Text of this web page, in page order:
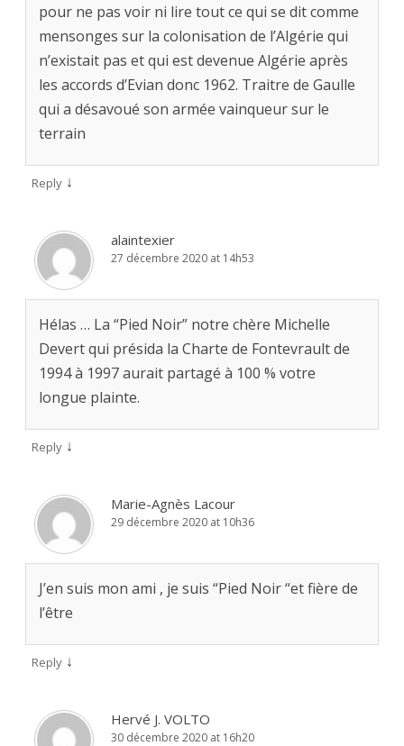
pour ne pas voir ni lire tout ce qui se dit comme
mensonges sur la colonisation de l’Algérie qui
n’existait pas et qui est devenue Algérie après
les accords d’Evian donc 1962. Traitre de Gaulle
qui a désavoué son armée vainqueur sur le
terrain
Reply ↓
alaintexier
27 décembre 2020 at 14h53
Hélas … La “Pied Noir” notre chère Michelle
Devert qui présida la Charte de Fontevrault de
1994 à 1997 aurait partagé à 100 % votre
longue plainte.
Reply ↓
Marie-Agnès Lacour
29 décembre 2020 at 10h36
J’en suis mon ami , je suis “Pied Noir “et fière de
l’être
Reply ↓
Hervé J. VOLTO
30 décembre 2020 at 16h20